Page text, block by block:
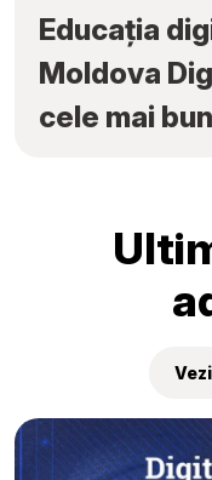
Educația
Moldova
cele mai